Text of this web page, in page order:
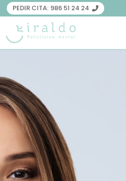
PEDIR CITA: 986 51 24 24